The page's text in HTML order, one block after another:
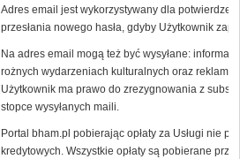
Adres email jest wykorzystywany dla
przesłania nowego hasła, gdyby Użytkownik
Na adres email mogą też być wysyłane:
rożnych wydarzeniach kulturalnych oraz reklamy
Użytkownik ma prawo do zrezygnowania z
stopce wysyłanych maili.
Portal bham.pl pobierając opłaty za Usługi nie
kredytowych. Wszystkie opłaty są pobierane